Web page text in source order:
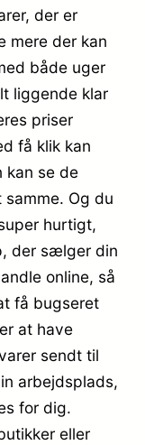
der er
mere der kan
både uger
liggende klar
priser
få klik kan
kan se de
Og du
hurtigt,
der sælger din
online, så
få bugseret
at have
sendt til
arbejdsplads,
for dig.
eller